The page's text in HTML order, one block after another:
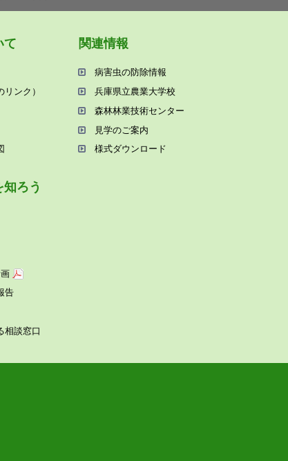
て
ンク）
ろう
告
相談窓⼝
関連情報
病害⾍の防除情報
兵庫県⽴農業⼤学校
森林林業技術センター
⾒学のご案内
様式ダウンロード